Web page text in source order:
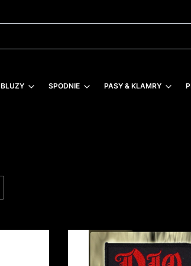
BLUZY SPODNIE PASY & KLAMRY